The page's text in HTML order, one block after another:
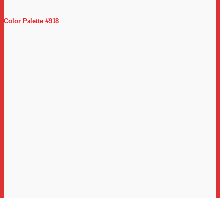
Color Palette #918